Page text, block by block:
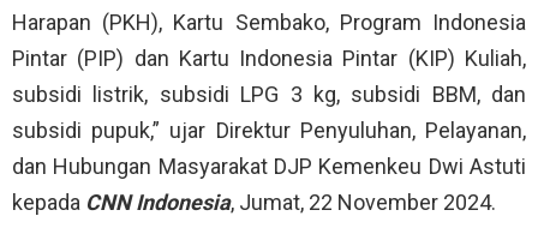
Harapan (PKH), Kartu Sembako, Program Indonesia
Pintar (PIP) dan Kartu Indonesia Pintar (KIP) Kuliah,
subsidi listrik, subsidi LPG 3 kg, subsidi BBM, dan
subsidi pupuk,” ujar Direktur Penyuluhan, Pelayanan,
dan Hubungan Masyarakat DJP Kemenkeu Dwi Astuti
kepada CNN Indonesia, Jumat, 22 November 2024.